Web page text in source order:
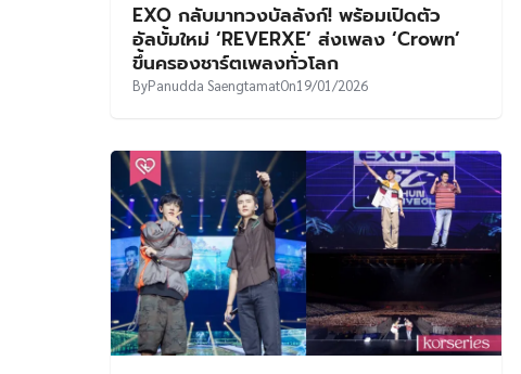
EXO กลับมาทวงบัลลังก์! พร้อมเปิดตัว
อัลบั้มใหม่ ‘REVERXE’ ส่งเพลง ‘Crown’
ขึ้นครองชาร์ตเพลงทั่วโลก
ByPanudda SaengtamatOn19/01/2026